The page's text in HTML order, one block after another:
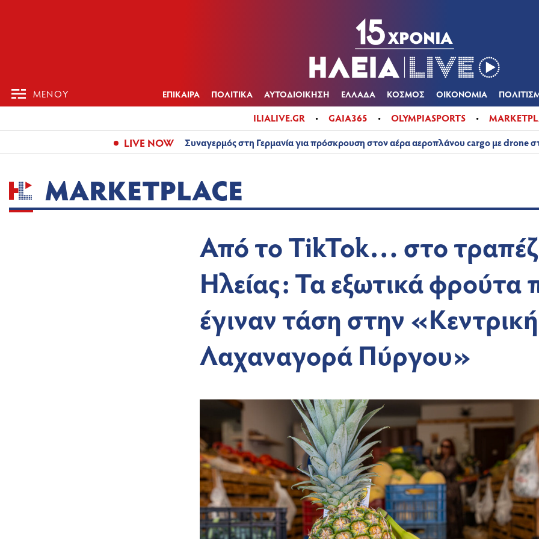
ΜΕΝΟΥ ΕΠΙΚΑΙΡΑ ΠΟΛΙΤΙΚΑ ΑΥΤΟΔΙΟΙΚΗΣΗ ΕΛΛΑΔΑ ΚΟΣΜΟΣ ΟΙΚΟΝΟΜΙΑ
ILIALIVE.GR GAIA365 OLYMPIASPORTS
LIVE NOW Συναγερμός στη Γερμανία για πρόσκρουση στον αέρα αεροπλάνου cargo με drone
MARKETPLACE
Από το TikTok… στο
Ηλείας: Τα εξωτικά φρούτα
έγιναν τάση στην «Κεντρική
Λαχαναγορά Πύργου»